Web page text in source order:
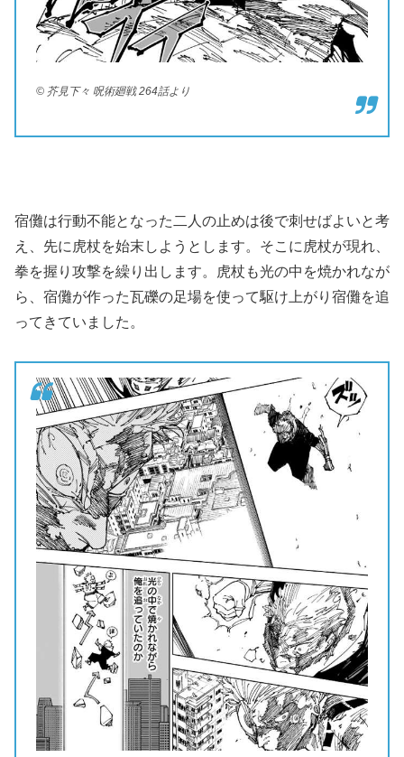
© 芥見下々 呪術廻戦 264話より
宿儺は行動不能となった二人の止めは後で刺せばよいと考
え、先に虎杖を始末しようとします。そこに虎杖が現れ、
拳を握り攻撃を繰り出します。虎杖も光の中を焼かれなが
ら、宿儺が作った瓦礫の足場を使って駆け上がり宿儺を追
ってきていました。